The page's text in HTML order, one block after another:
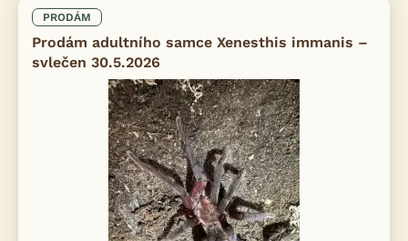
PRODÁM
Prodám adultního samce Xenesthis immanis –
svlečen 30.5.2026